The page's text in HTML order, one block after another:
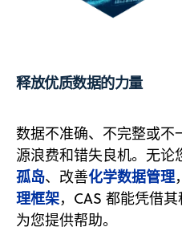
释放优质数据的力量
数据不准确、不完整或不
源浪费和错失良机。无论
孤岛、改善化学数据管理
理框架，CAS 都能凭借
为您提供帮助。